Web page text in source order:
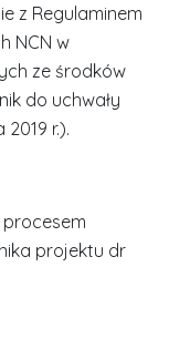
z Regulaminem
NCN w
ze środków
do uchwały
r.).
projektu dr